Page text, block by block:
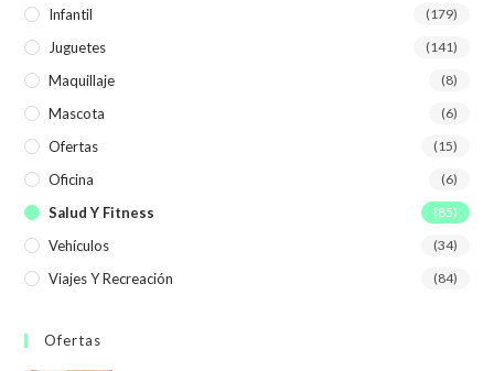
Infantil (179)
Juguetes (141)
Maquillaje (8)
Mascota (6)
Ofertas (15)
Oficina (6)
Salud Y Fitness (85)
Vehículos (34)
Viajes Y Recreación (84)
Ofertas